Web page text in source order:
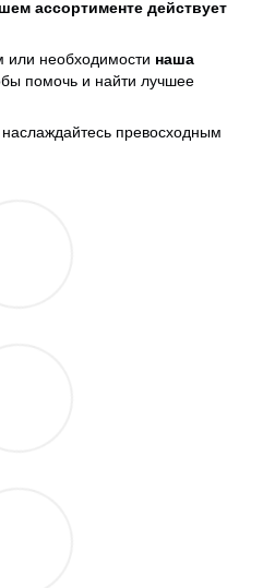
ассортименте действует
или необходимости наша
помочь и найти лучшее
превосходным